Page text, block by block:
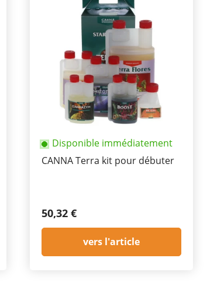
Disponible immédiatement
CANNA Terra kit pour débuter
50,32 €
vers l'article